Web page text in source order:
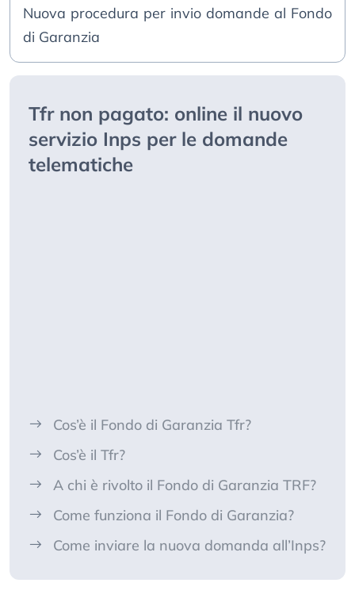
Nuova procedura per invio domande al Fondo
di Garanzia
Tfr non pagato: online il nuovo
servizio Inps per le domande
telematiche
Cos’è il Fondo di Garanzia Tfr?
Cos’è il Tfr?
A chi è rivolto il Fondo di Garanzia TRF?
Come funziona il Fondo di Garanzia?
Come inviare la nuova domanda all’Inps?